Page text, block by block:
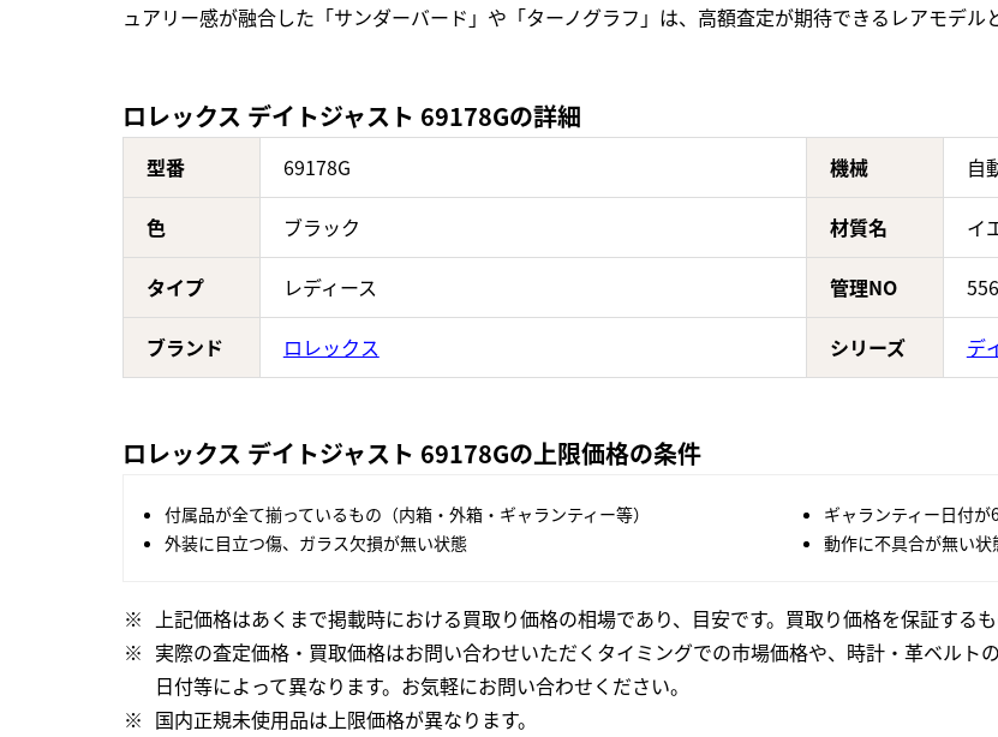
ュアリー感が融合した「サンダーバード」や「ターノグラフ」は、高額査定が期待できるレアモデル
ロレックス デイトジャスト 69178Gの詳細
型番 69178G 機械 自
色 ブラック 材質名 イ
タイプ レディース 管理NO
ブランド ロレックス シリーズ デ
ロレックス デイトジャスト 69178Gの上限価格の条件
付属品が全て揃っているもの（内箱・外箱・ギャランティー等）
ギャランティー日付が
外装に目立つ傷、ガラス欠損が無い状態
動作に不具合が無い状
上記価格はあくまで掲載時における買取り価格の相場であり、目安です。買取り価格を保証する
実際の査定価格・買取価格はお問い合わせいただくタイミングでの市場価格や、時計・革ベルト
日付等によって異なります。お気軽にお問い合わせください。
国内正規未使用品は上限価格が異なります。